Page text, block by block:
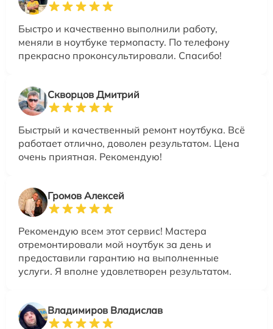
Быстро и качественно выполнили работу,
меняли в ноутбуке термопасту. По телефону
прекрасно проконсультировали. Спасибо!
Скворцов Дмитрий
Быстрый и качественный ремонт ноутбука. Всё
работает отлично, доволен результатом. Цена
очень приятная. Рекомендую!
Громов Алексей
Рекомендую всем этот сервис! Мастера
отремонтировали мой ноутбук за день и
предоставили гарантию на выполненные
услуги. Я вполне удовлетворен результатом.
Владимиров Владислав